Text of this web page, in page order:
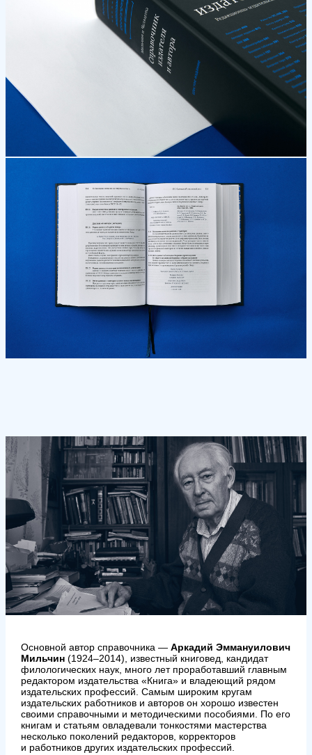
Основной автор справочника — Аркадий Эммануилович
Мильчин (1924–2014), известный книговед, кандидат
филологических наук, много лет проработавший главным
редактором издательства «Книга» и владеющий рядом
издательских профессий. Самым широким кругам
издательских работников и авторов он хорошо известен
своими справочными и методическими пособиями. По его
книгам и статьям овладевали тонкостями мастерства
несколько поколений редакторов, корректоров
и работников других издательских профессий.